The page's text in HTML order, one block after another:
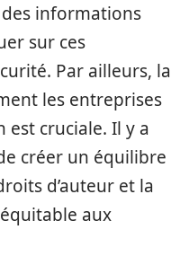
informations
sur ces
Par ailleurs, la
les entreprises
est cruciale. Il y a
créer un équilibre
d’auteur et la
aux